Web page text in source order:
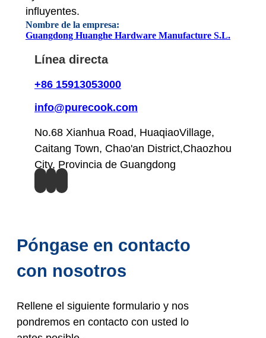
influyentes.
Nombre de la empresa:
Guangdong Huanghe Hardware Manufacture S.L.
Línea directa
+86 15913053000
info@purecook.com
No.68 Xianhua Road, HuaqiaoVillage,
Caitang Town, Chao'an District,Chaozhou
City, Provincia de Guangdong
Póngase en contacto
con nosotros
Rellene el siguiente formulario y nos
pondremos en contacto con usted lo